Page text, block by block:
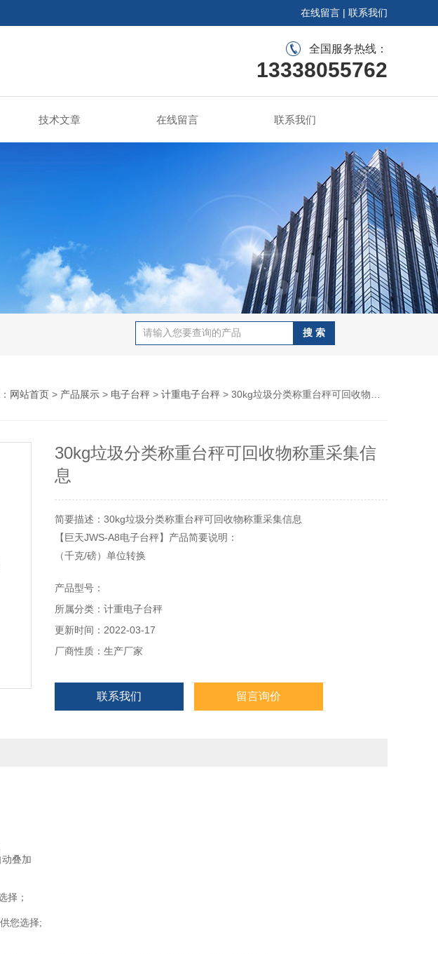
在线留言 | 联系我们
全国服务热线：
13338055762
技术文章 在线留言 联系我们
网站首页 > 产品展示 > 电子台秤 > 计重电子台秤 > 30kg垃圾分类称重台秤可回收物称重采集信息
30kg垃圾分类称重台秤可回收物称重采集信
息
简要描述：30kg垃圾分类称重台秤可回收物称重采集信息
【巨天JWS-A8电子台秤】产品简要说明：
（千克/磅）单位转换
● 上下限重量报警功能
● 重量累加功能
● 6V/4Ah铅酸充电电池或交流220VAC供电
● 软件自动校正
● 不锈钢秤盘
● 秤量/分度值
产品型号：
所属分类：计重电子台秤
更新时间：2022-03-17
厂商性质：生产厂家
联系我们 留言询价
叠加
择；
您选择;